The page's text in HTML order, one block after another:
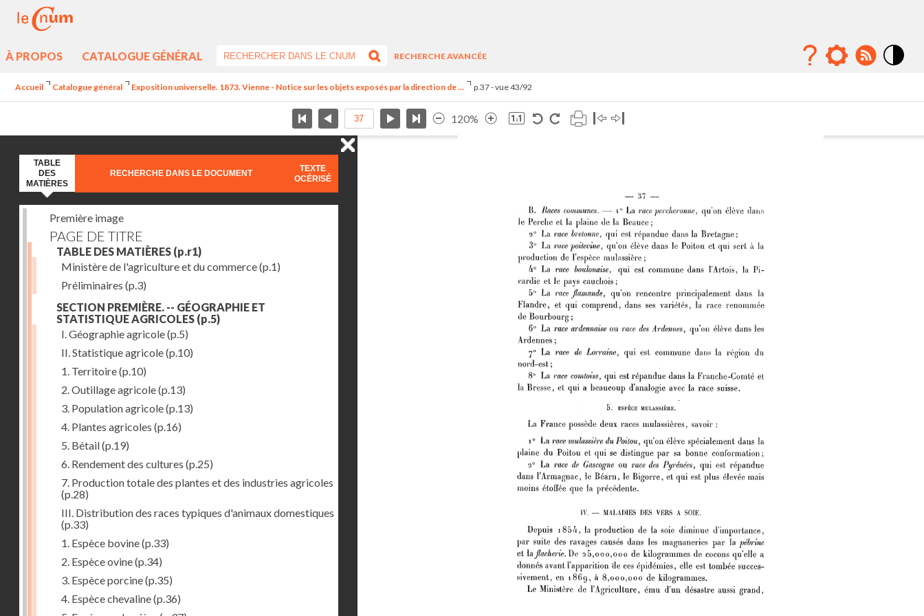
À PROPOS CATALOGUE GÉNÉRAL
RECHERCHE AVANCÉE
Accueil Catalogue général Exposition universelle. 1873. Vienne - Notice sur les objets exposés par la direction de ... p.37 - vue 43/92
120%
TABLE
DES
MATIÈRES
RECHERCHE DANS LE DOCUMENT
TEXTE
OCÉRISÉ
Première image
PAGE DE TITRE
TABLE DES MATIÈRES (p.r1)
Ministère de l'agriculture et du commerce(p.1)
Préliminaires (p.3)
SECTION PREMIÈRE. -- GÉOGRAPHIE ET
STATISTIQUE AGRICOLES (p.5)
I. Géographie agricole(p.5)
II. Statistique agricole(p.10)
1. Territoire(p.10)
2. Outillage agricole(p.13)
3. Population agricole(p.13)
4. Plantes agricoles (p.16)
5. Bétail(p.19)
6. Rendement des cultures (p.25)
7. Production totale des plantes et des industries agricoles
(p.28)
III. Distribution des races typiques d'animaux domestiques
(p.33)
1. Espèce bovine(p.33)
2. Espèce ovine(p.34)
3. Espèce porcine(p.35)
4. Espèce chevaline(p.36)